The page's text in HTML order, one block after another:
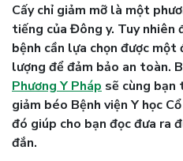
Cấy chỉ giảm mỡ là một
tiếng của Đông y. Tuy nhiên
bệnh cần lựa chọn được
lượng để đảm bảo an toàn.
Phương Y Pháp sẽ cùng bạn
giảm béo Bệnh viện Y học
đó giúp cho bạn đọc đưa ra
đắn.